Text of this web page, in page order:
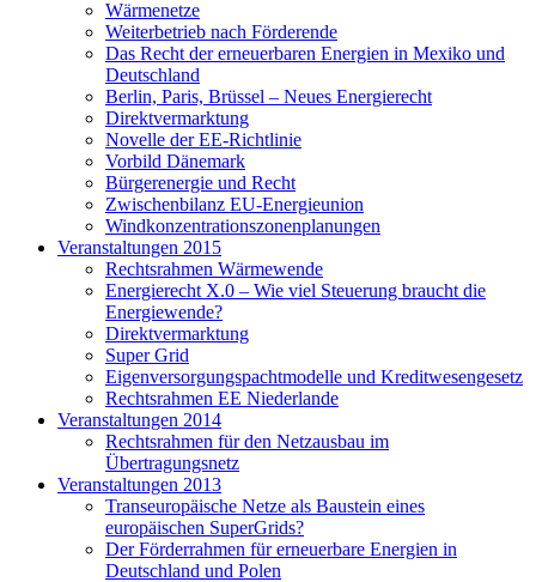
Wärmenetze
Weiterbetrieb nach Förderende
Das Recht der erneuerbaren Energien in Mexiko und
Deutschland
Berlin, Paris, Brüssel – Neues Energierecht
Direktvermarktung
Novelle der EE-Richtlinie
Vorbild Dänemark
Bürgerenergie und Recht
Zwischenbilanz EU-Energieunion
Windkonzentrationszonenplanungen
Veranstaltungen 2015
Rechtsrahmen Wärmewende
Energierecht X.0 – Wie viel Steuerung braucht die
Energiewende?
Direktvermarktung
Super Grid
Eigenversorgungspachtmodelle und Kreditwesengesetz
Rechtsrahmen EE Niederlande
Veranstaltungen 2014
Rechtsrahmen für den Netzausbau im
Übertragungsnetz
Veranstaltungen 2013
Transeuropäische Netze als Baustein eines
europäischen SuperGrids?
Der Förderrahmen für erneuerbare Energien in
Deutschland und Polen